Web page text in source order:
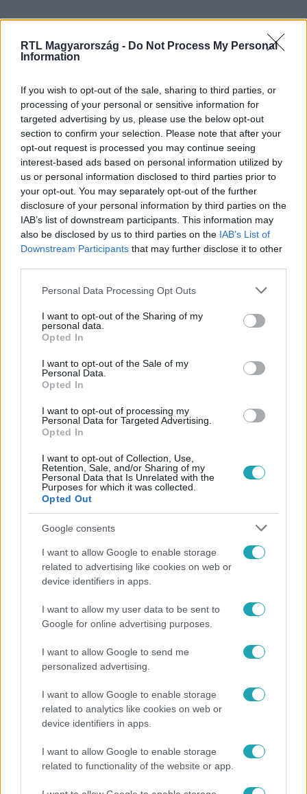
RTL Magyarország - Do Not Process My Personal
Information
If you wish to opt-out of the sale, sharing to third parties, or
processing of your personal or sensitive information for
targeted advertising by us, please use the below opt-out
section to confirm your selection. Please note that after your
opt-out request is processed you may continue seeing
interest-based ads based on personal information utilized by
us or personal information disclosed to third parties prior to
your opt-out. You may separately opt-out of the further
disclosure of your personal information by third parties on the
IAB’s list of downstream participants. This information may
also be disclosed by us to third parties on the IAB’s List of
Downstream Participants that may further disclose it to other
Please note that this website/app uses one or more Google
not limited to your visit or usage behaviour. You may click to
grant or deny consent to Google and its third-party tags to
use your data for below specified purposes in below Google
consent section.
Personal Data Processing Opt Outs
I want to opt-out of the Sharing of my
personal data.
Opted In
I want to opt-out of the Sale of my
Personal Data.
Opted In
I want to opt-out of processing my
Personal Data for Targeted Advertising.
Opted In
I want to opt-out of Collection, Use,
Retention, Sale, and/or Sharing of my
Personal Data that Is Unrelated with the
Purposes for which it was collected.
Opted Out
Google consents
I want to allow Google to enable storage
related to advertising like cookies on web or
device identifiers in apps.
I want to allow my user data to be sent to
Google for online advertising purposes.
I want to allow Google to send me
personalized advertising.
I want to allow Google to enable storage
related to analytics like cookies on web or
device identifiers in apps.
I want to allow Google to enable storage
related to functionality of the website or app.
Kövess minket, és értesülj a friss hírekről a
Facebookon is!
Követem
MELLÉKHATÁS # RTL+ #ELŐZETESEK PROMÓ
ELŐZETES #FENYEGETÉS # VIDEÓ
ADORJÁNI BÁLINT
Népszerű
Megyeri Csilla és Nico elszöktek otthonról